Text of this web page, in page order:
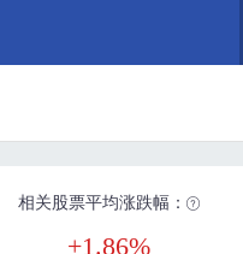
相关股票平均涨跌幅：
+1.86%